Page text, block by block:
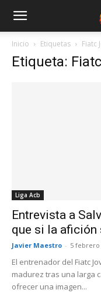
Inicio Etiquetas Fiatc
Etiqueta:
Liga Acb
Entrevista a
que si la afición
Javier Maestro - 5 febrero
El entrenador del Fiatc
madurez tras una larga
ofrecer una imagen...